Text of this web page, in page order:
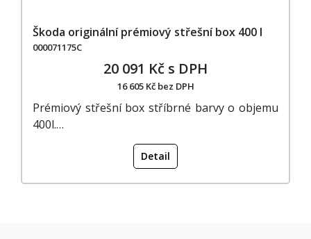
Škoda originální prémiový střešní box 400 l
000071175C
20 091 Kč s DPH
16 605 Kč bez DPH
Prémiový střešní box stříbrné barvy o objemu
400l.…
Detail